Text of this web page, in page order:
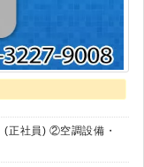
正社員) ②空調設備・